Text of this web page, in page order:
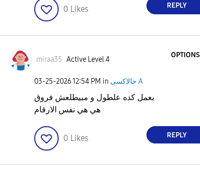
0 Likes REPLY
miraa35 Active Level 4
OPTIONS
‎03-25-202612:54 PM in جالاكسى A
بعمل كده علطول و مبيطلعش فروق
هي هي نفس الارقام
0 Likes REPLY